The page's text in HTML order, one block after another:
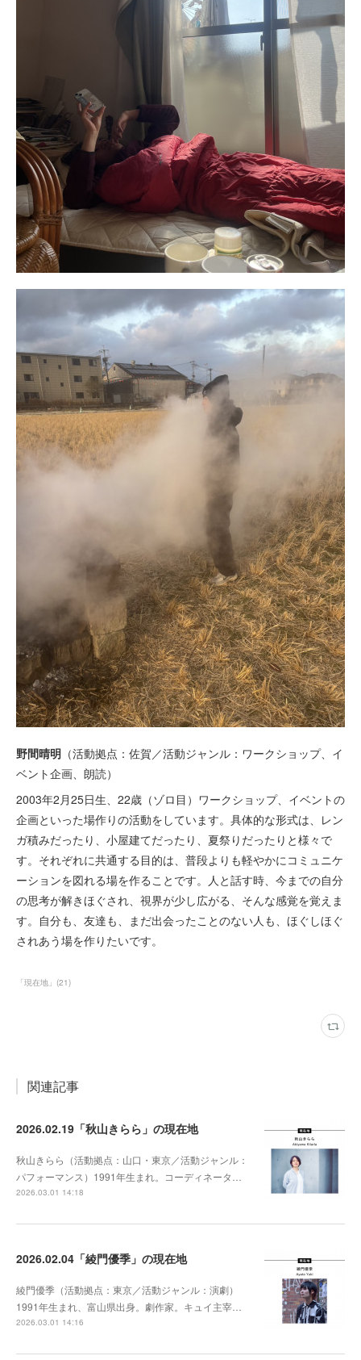
野間晴明 （活動拠点：佐賀／活動ジャンル：ワークショップ、イ
ベント企画、朗読）
2003年2月25日生、22歳（ゾロ目）ワークショップ、イベントの
企画といった場作りの活動をしています。具体的な形式は、レン
ガ積みだったり、小屋建てだったり、夏祭りだったりと様々で
す。それぞれに共通する目的は、普段よりも軽やかにコミュニケ
ーションを図れる場を作ることです。人と話す時、今までの自分
の思考が解きほぐされ、視界が少し広がる、そんな感覚を覚えま
す。自分も、友達も、まだ出会ったことのない人も、ほぐしほぐ
されあう場を作りたいです。
「現在地」 (21)
関連記事
2026.02.19「秋山きらら」の現在地
秋山きらら（活動拠点：山口・東京／活動ジャンル：
パフォーマンス）1991年生まれ。コーディネータ…
2026.03.01 14:18
2026.02.04「綾門優季」の現在地
綾門優季（活動拠点：東京／活動ジャンル：演劇）
1991年生まれ、富山県出身。劇作家。キュイ主宰…
2026.03.01 14:16